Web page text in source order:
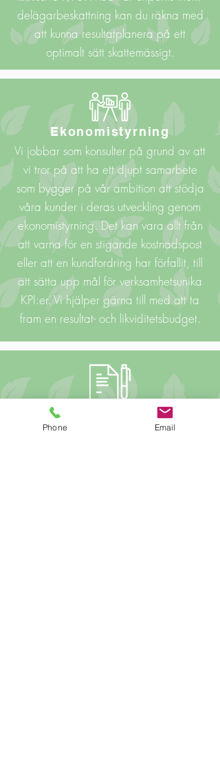
delägarbeskattning kan du räkna med
att kunna resultatplanera på ett
optimalt sätt skattemässigt.
Ekonomistyrning
Vi jobbar som konsulter på grund av att
vi tror på att ha ett djupt samarbete
som bygger på vår ambition att stödja
våra kunder i deras utveckling genom
ekonomistyrning. Det kan vara allt från
att varna för en stigande kostnadspost
eller att en kundfordring har förfallit, till
att sätta upp mål för verksamhetsunika
KPI:er. Vi hjälper gärna till med att ta
fram en resultat- och likviditetsbudget.
Bolagsfrågor
Phone Email